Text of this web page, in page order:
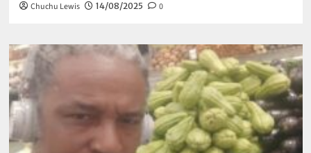
Chuchu Lewis 14/08/2025 0